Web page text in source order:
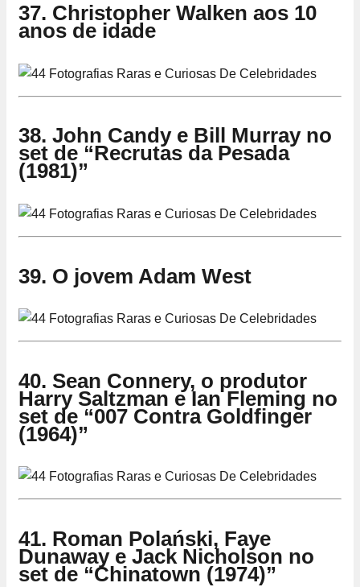
37. Christopher Walken aos 10
anos de idade
38. John Candy e Bill Murray no
set de “Recrutas da Pesada
(1981)”
39. O jovem Adam West
40. Sean Connery, o produtor
Harry Saltzman e Ian Fleming no
set de “007 Contra Goldfinger
(1964)”
41. Roman Polański, Faye
Dunaway e Jack Nicholson no
set de “Chinatown (1974)”